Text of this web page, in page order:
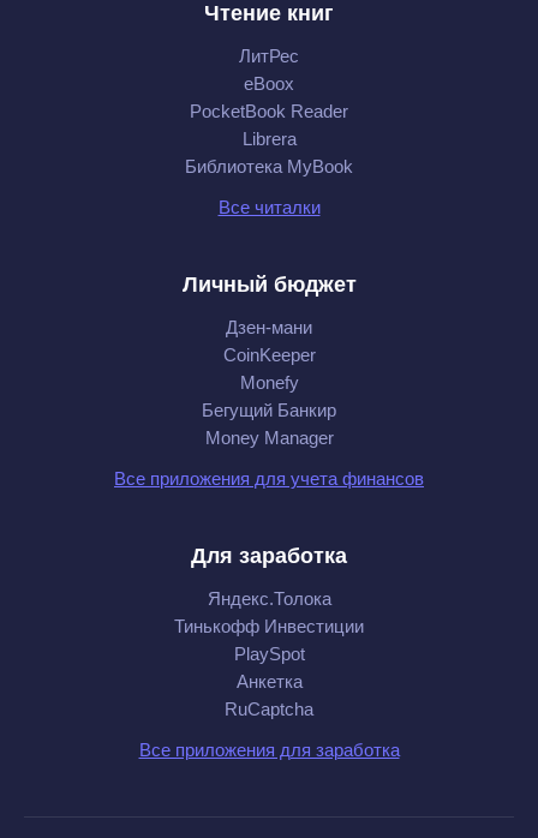
Чтение книг
ЛитРес
eBoox
PocketBook Reader
Librera
Библиотека MyBook
Все читалки
Личный бюджет
Дзен-мани
CoinKeeper
Monefy
Бегущий Банкир
Money Manager
Все приложения для учета финансов
Для заработка
Яндекс.Толока
Тинькофф Инвестиции
PlaySpot
Анкетка
RuCaptcha
Все приложения для заработка